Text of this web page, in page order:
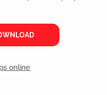
online